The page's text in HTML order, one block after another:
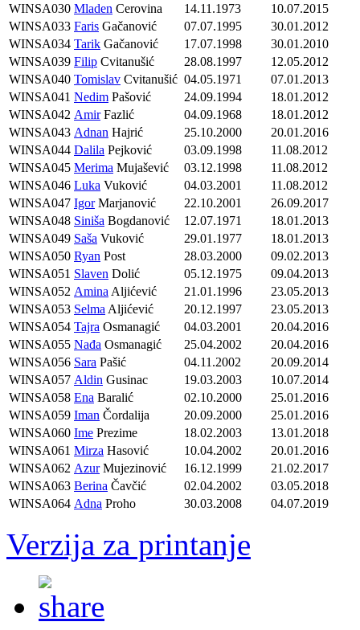
WINSA030 Mladen Cerovina 14.11.1973
10.07.2015
WINSA033 Faris Gačanović 07.07.1995
30.01.2012
WINSA034 Tarik Gačanović 17.07.1998
30.01.2010
WINSA039 Filip Cvitanušić 28.08.1997
12.05.2012
WINSA040 Tomislav Cvitanušić 04.05.1971
07.01.2013
WINSA041 Nedim Pašović 24.09.1994
18.01.2012
WINSA042 AmirFazlić 04.09.1968
18.01.2012
WINSA043 Adnan Hajrić 25.10.2000
20.01.2016
WINSA044 Dalila Pejković 03.09.1998
11.08.2012
WINSA045 Merima Mujašević 03.12.1998
11.08.2012
WINSA046 Luka Vuković 04.03.2001
11.08.2012
WINSA047 IgorMarjanović 22.10.2001
26.09.2017
WINSA048 Siniša Bogdanović 12.07.1971
18.01.2013
WINSA049 Saša Vuković 29.01.1977
18.01.2013
WINSA050 Ryan Post 28.03.2000
09.02.2013
WINSA051 Slaven Dolić 05.12.1975
09.04.2013
WINSA052 Amina Aljićević 21.01.1996
23.05.2013
WINSA053 Selma Aljićević 20.12.1997
23.05.2013
WINSA054 Tajra Osmanagić 04.03.2001
20.04.2016
WINSA055 Nađa Osmanagić 25.04.2002
20.04.2016
WINSA056 Sara Pašić 04.11.2002
20.09.2014
WINSA057 Aldin Gusinac 19.03.2003
10.07.2014
WINSA058 Ena Baralić 02.10.2000
25.01.2016
WINSA059 Iman Čordalija 20.09.2000
25.01.2016
WINSA060 Ime Prezime 18.02.2003
13.01.2018
WINSA061 Mirza Hasović 10.04.2002
20.01.2016
WINSA062 AzurMujezinović 16.12.1999
21.02.2017
WINSA063 Berina Čavčić 02.04.2002
03.05.2018
WINSA064 Adna Proho 30.03.2008 04.07.2019
Verzija za printanje